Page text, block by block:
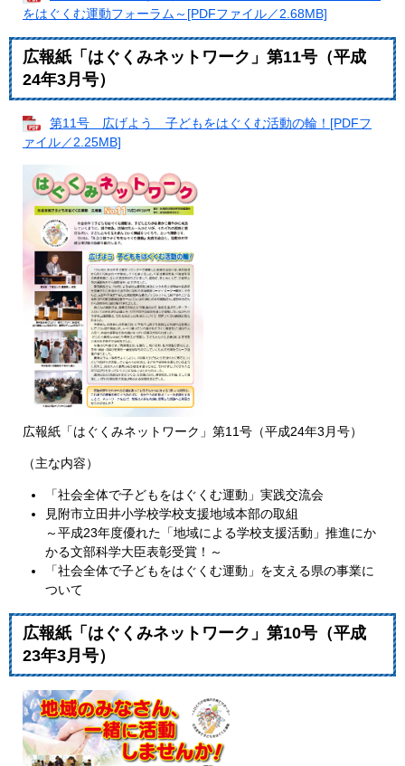
をはぐくむ運動フォーラム～[PDFファイル／2.68MB]
広報紙「はぐくみネットワーク」第11号（平成
24年3月号）
第11号 広げよう 子どもをはぐくむ活動の輪！[PDFフ
ァイル／2.25MB]
広報紙「はぐくみネットワーク」第11号（平成24年3月号）
（主な内容）
「社会全体で子どもをはぐくむ運動」実践交流会
見附市立田井小学校学校支援地域本部の取組
～平成23年度優れた「地域による学校支援活動」推進にか
かる文部科学大臣表彰受賞！～
「社会全体で子どもをはぐくむ運動」を支える県の事業に
ついて
広報紙「はぐくみネットワーク」第10号（平成
23年3月号）